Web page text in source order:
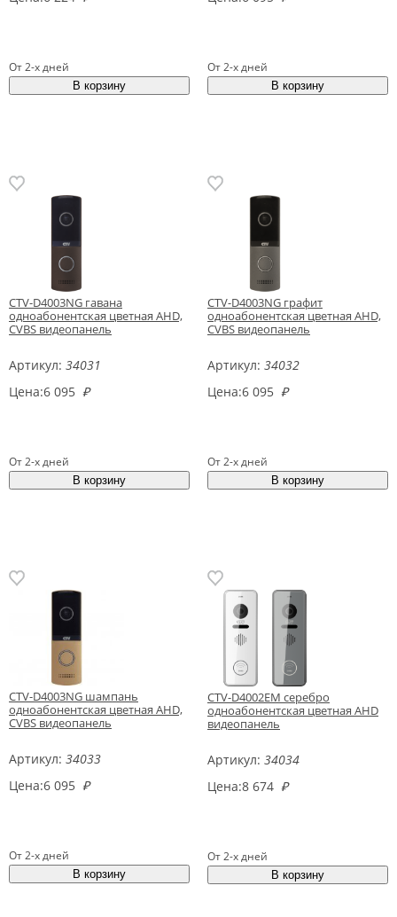
От 2-х дней От 2-х дней
CTV-D4003NG гавана
одноабонентская цветная AHD,
CVBS видеопанель
Артикул: 34031
Цена:6 095 ₽
От 2-х дней
CTV-D4003NG графит
одноабонентская цветная AHD,
CVBS видеопанель
Артикул: 34032
Цена:6 095 ₽
От 2-х дней
CTV-D4003NG шампань
одноабонентская цветная AHD,
CVBS видеопанель
Артикул: 34033
Цена:6 095 ₽
От 2-х дней
CTV-D4002EM серебро
одноабонентская цветная AHD
видеопанель
Артикул: 34034
Цена:8 674 ₽
От 2-х дней